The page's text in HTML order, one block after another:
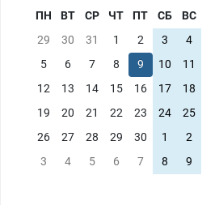
ПН
ВТ СР ЧТ ПТ СБ
ВС
29
30 31 1 2 3
4
5
6 7 8 9 10
11
12
13 14 15 16 17
18
19
20 21 22 23 24
25
26
27 28 29 30 1
2
3
4 5 6 7 8 9